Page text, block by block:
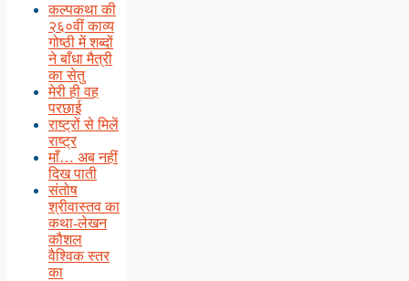
कल्पकथा की
२६०वीं काव्य
गोष्ठी में शब्दों
ने बाँधा मैत्री
का सेतु
मेरी ही वह
परछाई
राष्ट्रों से मिलें
राष्ट्र
माँ… अब नहीं
दिख पाती
संतोष
श्रीवास्तव का
कथा-लेखन
कौशल
वैश्विक स्तर
का